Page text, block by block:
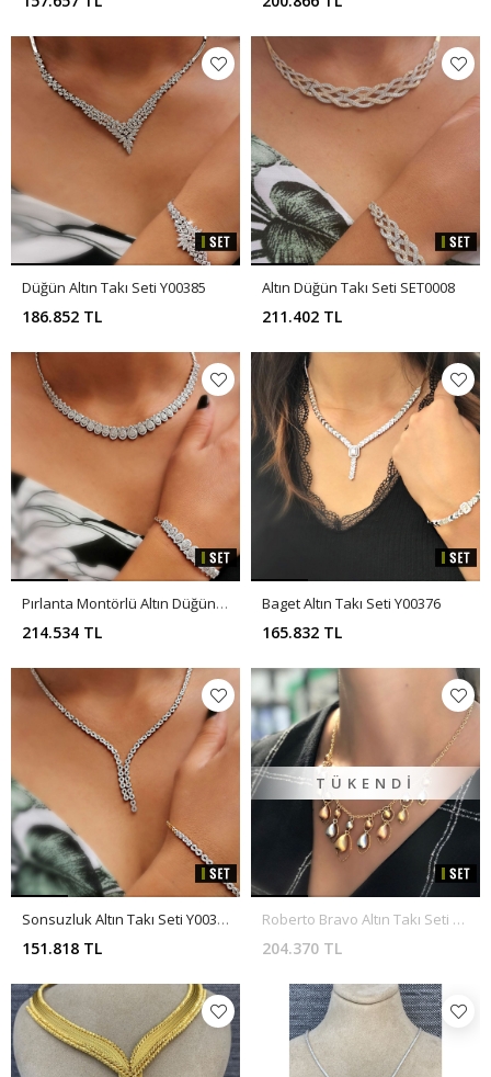
Düğün Altın Takı Seti Y00385
186.852 TL
Altın Düğün Takı Seti SET0008
211.402 TL
Pırlanta Montörlü Altın Düğün Takı Seti SET0007
214.534 TL
Baget Altın Takı Seti Y00376
165.832 TL
Sonsuzluk Altın Takı Seti Y00377
151.818 TL
TÜKENDI
Roberto Bravo Altın Takı Seti Y00368
204.370 TL